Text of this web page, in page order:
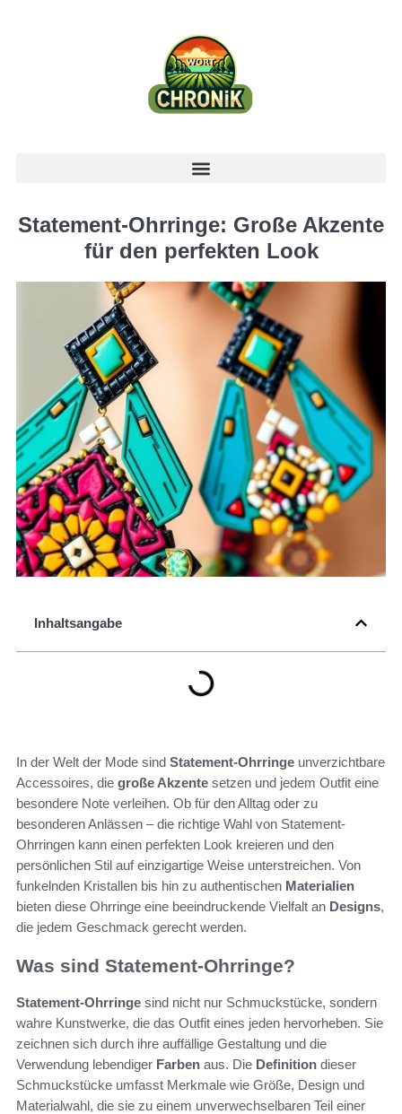
Statement-Ohrringe: Große Akzente
für den perfekten Look
Inhaltsangabe
In der Welt der Mode sind Statement-Ohrringe unverzichtbare
Accessoires, die große Akzente setzen und jedem Outfit eine
besondere Note verleihen. Ob für den Alltag oder zu
besonderen Anlässen – die richtige Wahl von Statement-
Ohrringen kann einen perfekten Look kreieren und den
persönlichen Stil auf einzigartige Weise unterstreichen. Von
funkelnden Kristallen bis hin zu authentischen Materialien
bieten diese Ohrringe eine beeindruckende Vielfalt an Designs,
die jedem Geschmack gerecht werden.
Was sind Statement-Ohrringe?
Statement-Ohrringe sind nicht nur Schmuckstücke, sondern
wahre Kunstwerke, die das Outfit eines jeden hervorheben. Sie
zeichnen sich durch ihre auffällige Gestaltung und die
Verwendung lebendiger Farben aus. Die Definition dieser
Schmuckstücke umfasst Merkmale wie Größe, Design und
Materialwahl, die sie zu einem unverwechselbaren Teil einer